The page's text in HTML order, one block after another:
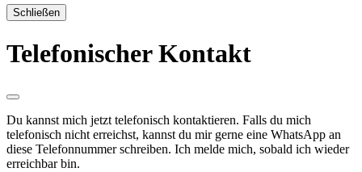
Schließen
Telefonischer Kontakt
Du kannst mich jetzt telefonisch kontaktieren. Falls du mich
telefonisch nicht erreichst, kannst du mir gerne eine WhatsApp an
diese Telefonnummer schreiben. Ich melde mich, sobald ich wieder
erreichbar bin.